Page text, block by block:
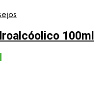
100ml